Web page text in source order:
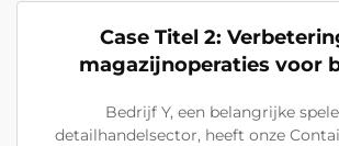
Case Titel 2:
magazijnoperaties voor
Bedrijf Y, een belangrijke
detailhandelsector, heeft onze